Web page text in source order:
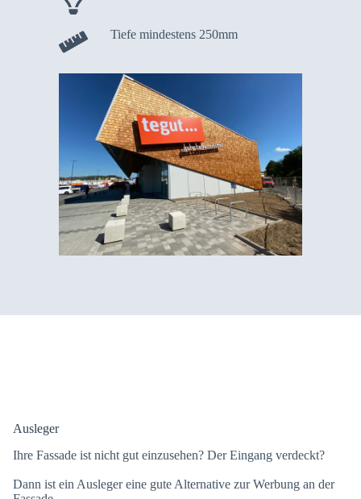
Tiefe mindestens 250mm
Ausleger
Ihre Fassade ist nicht gut einzusehen? Der Eingang verdeckt?
Dann ist ein Ausleger eine gute Alternative zur Werbung an der